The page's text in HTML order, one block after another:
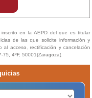
en la AEPD del que es titular
de las que solicite información y
al acceso, rectificación y cancelación
4ºF, 50001(Zaragoza).